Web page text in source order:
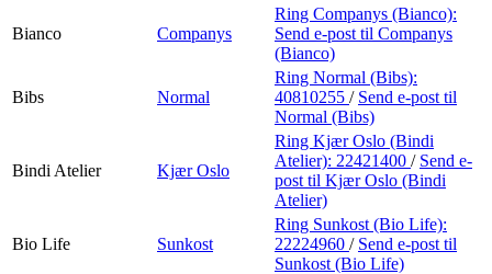
Bianco Companys
Ring Companys (Bianco):
Send e-post til Companys
(Bianco)
Bibs Normal
Ring Normal (Bibs):
40810255 / Send e-post til
Normal (Bibs)
Bindi Atelier Kjær Oslo
Ring Kjær Oslo (Bindi
Atelier): 22421400 / Send e-
post til Kjær Oslo (Bindi
Atelier)
Bio Life Sunkost
Ring Sunkost (Bio Life):
22224960 / Send e-post til
Sunkost (Bio Life)